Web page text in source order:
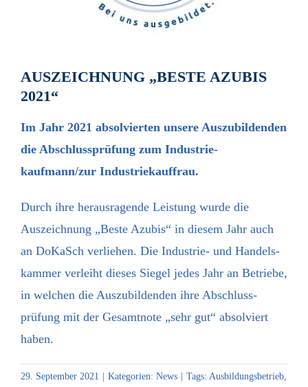
AUSZEICHNUNG „BESTE AZUBIS
2021“
Im Jahr 2021 absolvierten unsere Auszubildenden
die Abschluss­prüfung zum Industrie­
kaufmann/zur Industrie­kauffrau.
Durch ihre herausragende Leistung wurde die
Auszeichnung „Beste Azubis“ in diesem Jahr auch
an DoKaSch verliehen. Die Industrie- und Handels­
kammer verleiht dieses Siegel jedes Jahr an Betriebe,
in welchen die Auszubildenden ihre Abschluss­
prüfung mit der Gesamtnote „sehr gut“ absolviert
haben.
29. September 2021 | Kategorien: News | Tags: Ausbildungsbetrieb